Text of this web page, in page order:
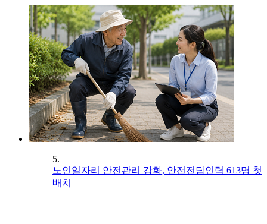
5.
노인일자리 안전관리 강화, 안전전담인력 613명 첫
배치